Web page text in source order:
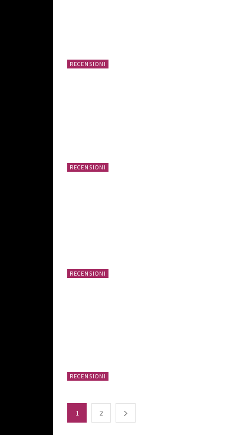
RECENSIONI
RECENSIONI
RECENSIONI
RECENSIONI
1 2